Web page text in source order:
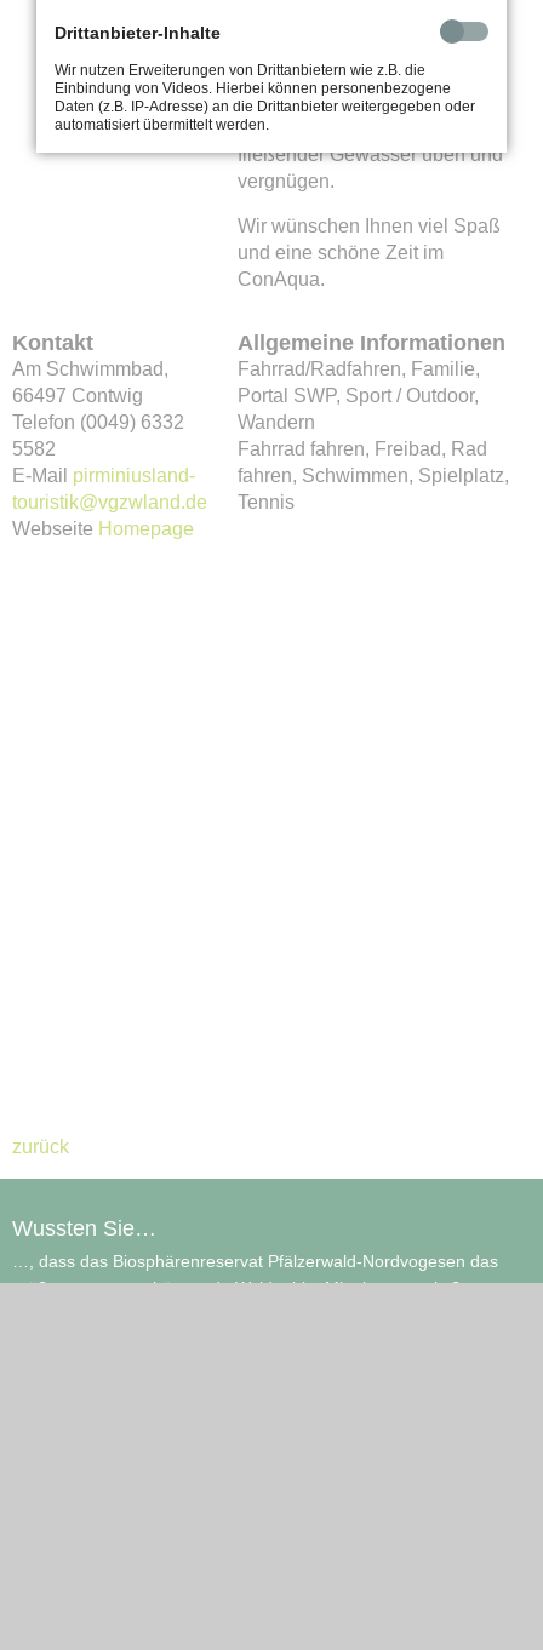
können die Kinder neue
Erfahrungen mit dem Element
Wasser sammeln und sich in
einer Lagunenlandschaft im
Stauen, Pumpen und Umleiten
fließender Gewässer üben und
vergnügen.
Wir wünschen Ihnen viel Spaß
und eine schöne Zeit im
ConAqua.
Kontakt
Am Schwimmbad,
66497 Contwig
Telefon (0049) 6332
5582
E-Mail pirminiusland-
touristik@vgzwland.de
Webseite Homepage
Allgemeine Informationen
Fahrrad/Radfahren, Familie,
Portal SWP, Sport / Outdoor,
Wandern
Fahrrad fahren, Freibad, Rad
fahren, Schwimmen, Spielplatz,
Tennis
zurück
Wussten Sie…
…, dass das Biosphärenreservat Pfälzerwald-Nordvogesen das
größte zusammenhängende Waldgebiet Mitteleuropas ist?
Drittanbieter-Inhalte
Wir nutzen Erweiterungen von Drittanbietern wie z.B. die
Einbindung von Videos. Hierbei können personenbezogene
Daten (z.B. IP-Adresse) an die Drittanbieter weitergegeben oder
automatisiert übermittelt werden.